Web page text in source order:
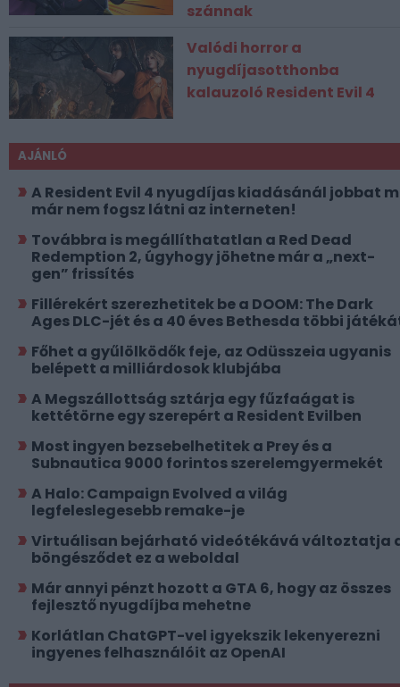
szánnak
Valódi horror a
nyugdíjasotthonba
kalauzoló Resident Evil 4
AJÁNLÓ
A Resident Evil 4 nyugdíjas kiadásánál jobbat
már nem fogsz látni az interneten!
Továbbra is megállíthatatlan a Red Dead
Redemption 2, úgyhogy jöhetne már a „next-
gen” frissítés
Fillérekért szerezhetitek be a DOOM: The Dark
Ages DLC-jét és a 40 éves Bethesda többi
Főhet a gyűlölködők feje, az Odüsszeia ugyanis
belépett a milliárdosok klubjába
A Megszállottság sztárja egy fűzfaágat is
kettétörne egy szerepért a Resident Evilben
Most ingyen bezsebelhetitek a Prey és a
Subnautica 9000 forintos szerelemgyermekét
A Halo: Campaign Evolved a világ
legfeleslegesebb remake-je
Virtuálisan bejárható videótékává változtatja
böngésződet ez a weboldal
Már annyi pénzt hozott a GTA 6, hogy az összes
fejlesztő nyugdíjba mehetne
Korlátlan ChatGPT-vel igyekszik lekenyerezni
ingyenes felhasználóit az OpenAI